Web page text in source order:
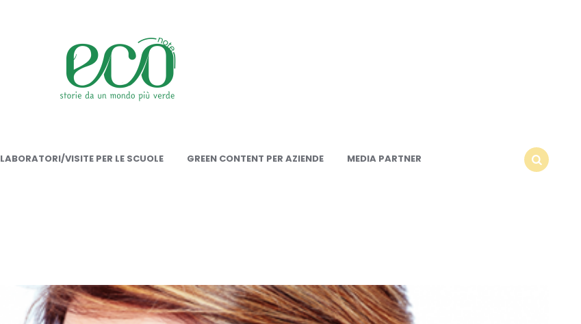
LABORATORI/VISITE PER LE SCUOLE GREEN CONTENT PER AZIENDE
MEDIA PARTNER